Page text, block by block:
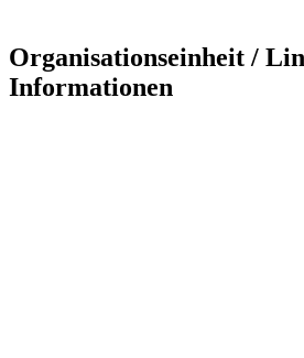
Organisationseinheit /
Informationen